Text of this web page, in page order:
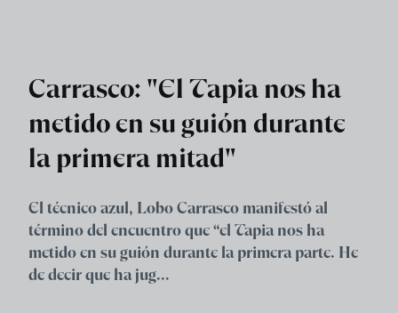
Carrasco: "El Tapia nos ha
metido en su guión durante
la primera mitad"
El técnico azul, Lobo Carrasco manifestó al
término del encuentro que “el Tapia nos ha
metido en su guión durante la primera parte. He
de decir que ha jug...